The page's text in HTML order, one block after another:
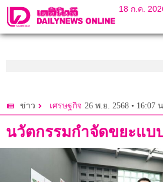
18 ก.ค.
ข่าว เศรษฐกิจ 26 พ.ย. 2568 • 16:07 น.
นวัตกรรมกำจัดขยะแบ